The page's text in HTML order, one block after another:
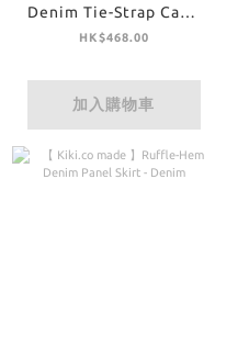
Denim Tie-Strap Cami
Top - Denim
HK$468.00
加入購物車